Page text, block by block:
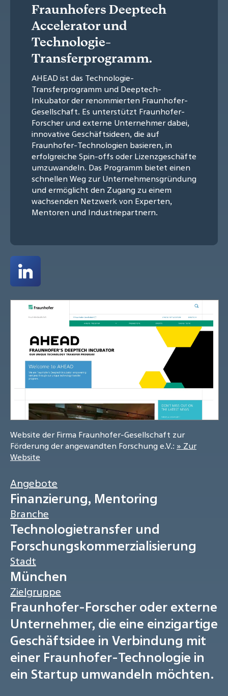
Fraunhofers Deeptech
Accelerator und
Technologie-
Transferprogramm.
AHEAD ist das Technologie-
Transferprogramm und Deeptech-
Inkubator der renommierten Fraunhofer-
Gesellschaft. Es unterstützt Fraunhofer-
Forscher und externe Unternehmer dabei,
innovative Geschäftsideen, die auf
Fraunhofer-Technologien basieren, in
erfolgreiche Spin-offs oder Lizenzgeschäfte
umzuwandeln. Das Programm bietet einen
schnellen Weg zur Unternehmensgründung
und ermöglicht den Zugang zu einem
wachsenden Netzwerk von Experten,
Mentoren und Industriepartnern.
Website der Firma Fraunhofer-Gesellschaft zur
Förderung der angewandten Forschung e.V.: » Zur
Website
Angebote
Finanzierung, Mentoring
Branche
Technologietransfer und
Forschungskommerzialisierung
Stadt
München
Zielgruppe
Fraunhofer-Forscher oder externe
Unternehmer, die eine einzigartige
Geschäftsidee in Verbindung mit
einer Fraunhofer-Technologie in
ein Startup umwandeln möchten.